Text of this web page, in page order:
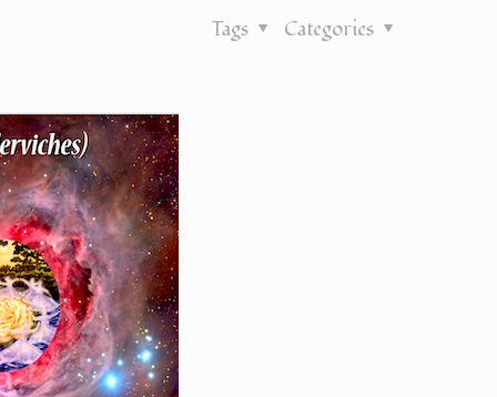
Categories
Tags